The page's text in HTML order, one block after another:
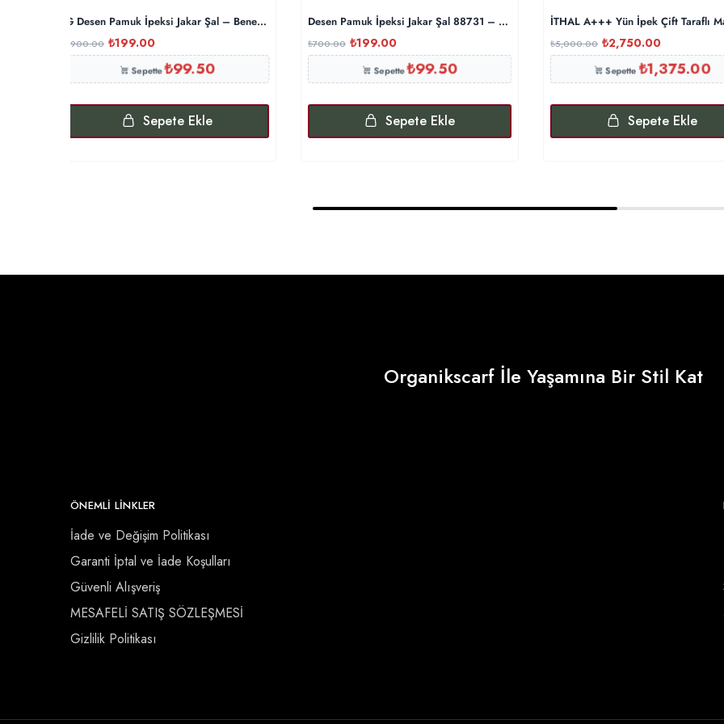
G Desen Pamuk İpeksi Jakar Şal – Benetton
900.00 ₺199.00
Sepette₺99.50
Sepete Ekle
Desen Pamuk İpeksi Jakar Şal 88731 – Benetton
₺700.00 ₺199.00
Sepette₺99.50
Sepete Ekle
İTHAL A+++ Yün İpek Çift Taraflı
₺5,000.00 ₺2,750.00
Sepette₺1,375.00
Sepete Ekle
Organikscarf İle Yaşamına Bir Stil Kat
ÖNEMLI LINKLER
İade ve Değişim Politikası
Garanti İptal ve İade Koşulları
Güvenli Alışveriş
MESAFELİ SATIŞ SÖZLEŞMESİ
Gizlilik Politikası